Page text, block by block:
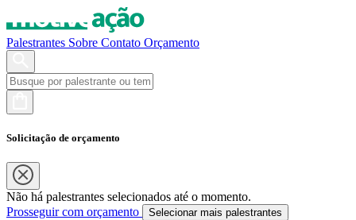
Palestrantes Sobre Contato Orçamento
Solicitação de orçamento
Não há palestrantes selecionados até o momento.
Prosseguir com orçamento
Selecionar mais palestrantes